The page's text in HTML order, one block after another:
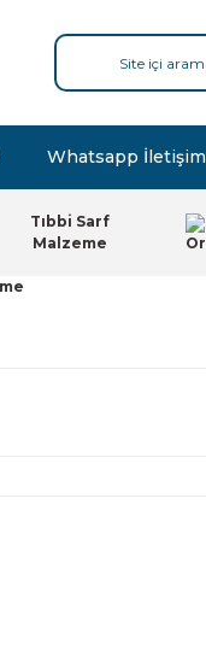
Whatsapp İletişim
Tıbbi Sarf
Malzeme